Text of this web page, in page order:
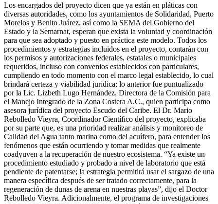
Los encargados del proyecto dicen que ya están en pláticas con
diversas autoridades, como los ayuntamientos de Solidaridad, Puerto
Morelos y Benito Juárez, así como la SEMA del Gobierno del
Estado y la Semarnat, esperan que exista la voluntad y coordinación
para que sea adoptado y puesto en práctica este modelo. Todos los
procedimientos y estrategias incluidos en el proyecto, contarán con
los permisos y autorizaciones federales, estatales o municipales
requeridos, incluso con convenios establecidos con particulares,
cumpliendo en todo momento con el marco legal establecido, lo cual
brindará certeza y viabilidad jurídica; lo anterior fue puntualizado
por la Lic. Lizbeth Lugo Hernández, Directora de la Comisión para
el Manejo Integrado de la Zona Costera A.C., quien participa como
asesora jurídica del proyecto Escudo del Caribe. El Dr. Mario
Rebolledo Vieyra, Coordinador Científico del proyecto, explicaba
por su parte que, es una prioridad realizar análisis y monitoreo de
Calidad del Agua tanto marina como del acuífero, para entender los
fenómenos que están ocurriendo y tomar medidas que realmente
coadyuven a la recuperación de nuestro ecosistema. “Ya existe un
procedimiento estudiado y probado a nivel de laboratorio que está
pendiente de patentarse; la estrategia permitirá usar el sargazo de una
manera específica después de ser tratado correctamente, para la
regeneración de dunas de arena en nuestras playas”, dijo el Doctor
Rebolledo Vieyra. Adicionalmente, el programa de investigaciones